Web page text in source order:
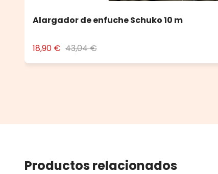
Alargador de enfuche Schuko 10 m
18,90 € 43,04 €
Productos relacionados